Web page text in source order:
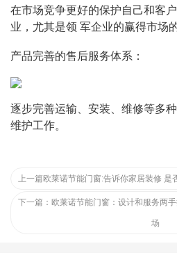
在市场竞争更好的保护自己和客
业，尤其是领 军企业的赢得市场
产品完善的售后服务体系：
逐步完善运输、安装、维修等多
维护工作。
上一篇欧莱诺节能门窗:告诉你家居装修 是
下一篇： 欧莱诺节能门窗：设计和服务两
场